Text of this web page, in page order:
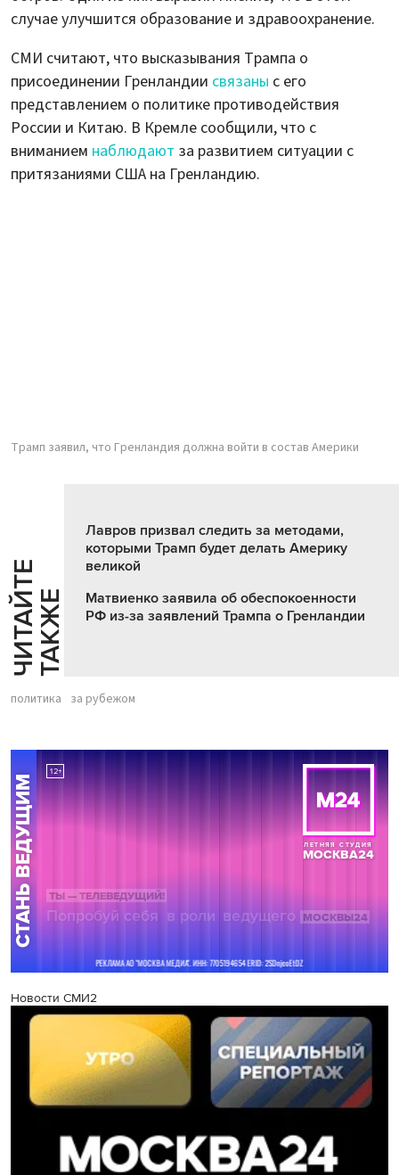
случае улучшится образование и здравоохранение.
СМИ считают, что высказывания Трампа о
присоединении Гренландии связаны с его
представлением о политике противодействия
России и Китаю. В Кремле сообщили, что с
вниманием наблюдают за развитием ситуации с
притязаниями США на Гренландию.
Трамп заявил, что Гренландия должна войти в состав Америки
Ч
И
Т
АЙ
Т
Е
Т
А
К
ЖЕ
Лавров призвал следить за методами,
которыми Трамп будет делать Америку
великой
Матвиенко заявила об обеспокоенности
РФ из-за заявлений Трампа о Гренландии
политика за рубежом
Новости СМИ2